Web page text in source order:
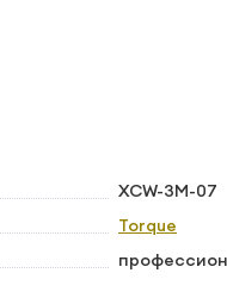
XCW-3M-07
Torque